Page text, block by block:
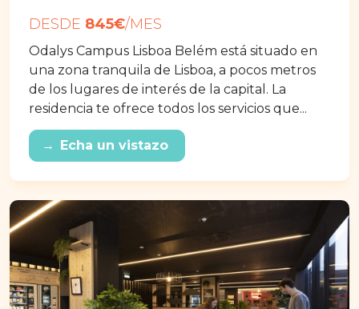
DESDE 845€/MES
Odalys Campus Lisboa Belém está situado en
una zona tranquila de Lisboa, a pocos metros
de los lugares de interés de la capital. La
residencia te ofrece todos los servicios que...
→ Echa un vistazo